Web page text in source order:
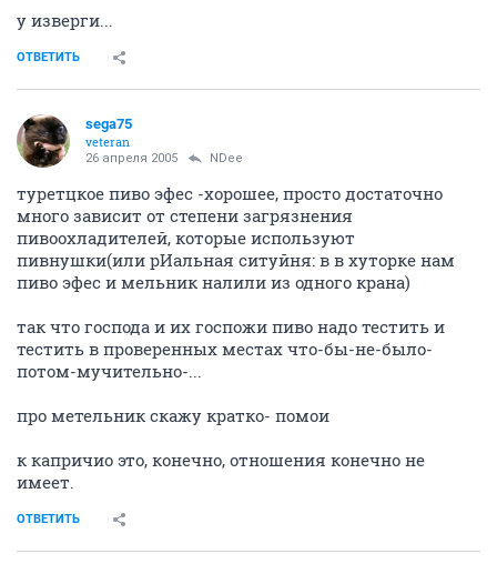
у изверги...
ОТВЕТИТЬ
sega75
veteran
26 апреля 2005 NDee
туретцкое пиво эфес -хорошее, просто достаточно
много зависит от степени загрязнения
пивоохладителей, которые используют
пивнушки(или рИальная ситуйня: в в хуторке нам
пиво эфес и мельник налили из одного крана)
так что господа и их госпожи пиво надо тестить и
тестить в проверенных местах что-бы-не-было-
потом-мучительно-...
про метельник скажу кратко- помои
к капричио это, конечно, отношения конечно не
имеет.
ОТВЕТИТЬ